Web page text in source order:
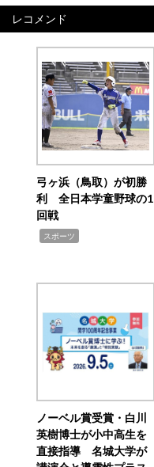
レコメンド
弓ヶ浜（鳥取）が初勝
利 全日本学童野球の1
回戦
スポーツ
ノーベル賞受賞・白川
英樹博士が小中高生を
直接指導 名城大学が